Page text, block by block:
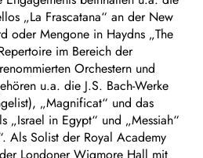
„La Frascatana“ an der New
oder Mengone in Haydns „The
im Bereich der
Orchestern und
u.a. die J.S. Bach-Werke
„Magnificat“ und das
„Israel in Egypt“ und „Messiah“
Als Solist der Royal Academy
Londoner Wigmore Hall mit